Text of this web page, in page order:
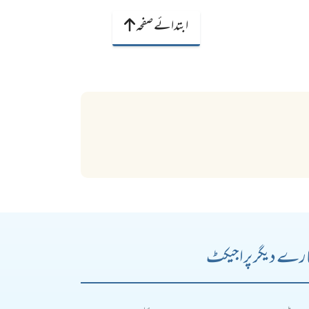
ابتدائے صفحہ
دیگر پراجیکٹ